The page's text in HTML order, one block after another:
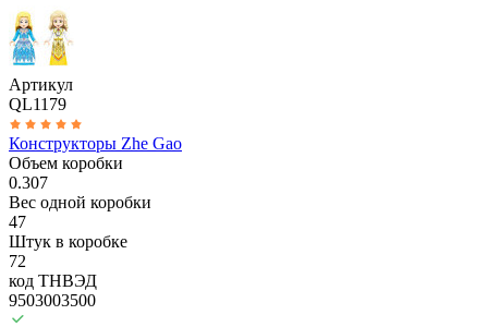
Артикул
QL1179
Конструкторы Zhe Gao
Объем коробки
0.307
Вес одной коробки
47
Штук в коробке
72
код ТНВЭД
9503003500